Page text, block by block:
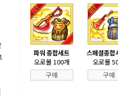
파워 종합세트
오로볼 100개
구매
스페셜종합
오로볼
구매